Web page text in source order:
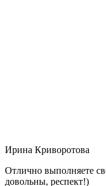
Ирина Криворотова
Отлично выполняете
довольны, респект!)